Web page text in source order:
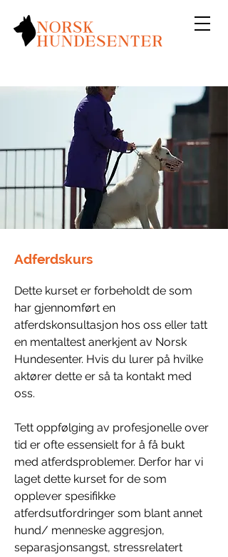
Adferdskurs
Dette kurset er forbeholdt de som
har gjennomført en
atferdskonsultasjon hos oss eller tatt
en mentaltest anerkjent av Norsk
Hundesenter. Hvis du lurer på hvilke
aktører dette er så ta kontakt med
oss.
Tett oppfølging av profesjonelle over
tid er ofte essensielt for å få bukt
med atferdsproblemer. Derfor har vi
laget dette kurset for de som
opplever spesifikke
atferdsutfordringer som blant annet
hund/ menneske aggresjon,
separasjonsangst, stressrelatert